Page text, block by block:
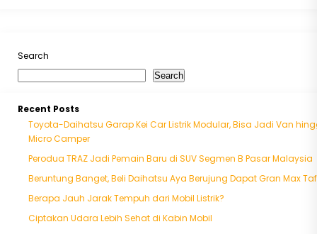
Search
Search
Recent Posts
Toyota-Daihatsu Garap Kei Car Listrik Modular, Bisa Jadi Van
Micro Camper
Perodua TRAZ Jadi Pemain Baru di SUV Segmen B Pasar Malaysia
Beruntung Banget, Beli Daihatsu Aya Berujung Dapat Gran Max
Berapa Jauh Jarak Tempuh dari Mobil Listrik?
Ciptakan Udara Lebih Sehat di Kabin Mobil